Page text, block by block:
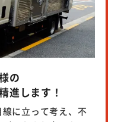
の
進します！
に立って考え、不